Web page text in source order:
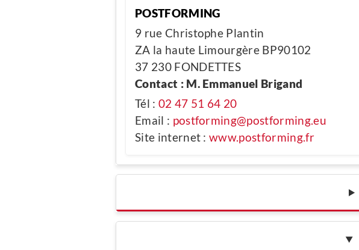
POSTFORMING
9 rue Christophe Plantin
ZA la haute Limourgère BP90102
37 230 FONDETTES
Contact : M. Emmanuel Brigand
Tél : 02 47 51 64 20
Email : postforming@postforming.eu
Site internet :www.postforming.fr